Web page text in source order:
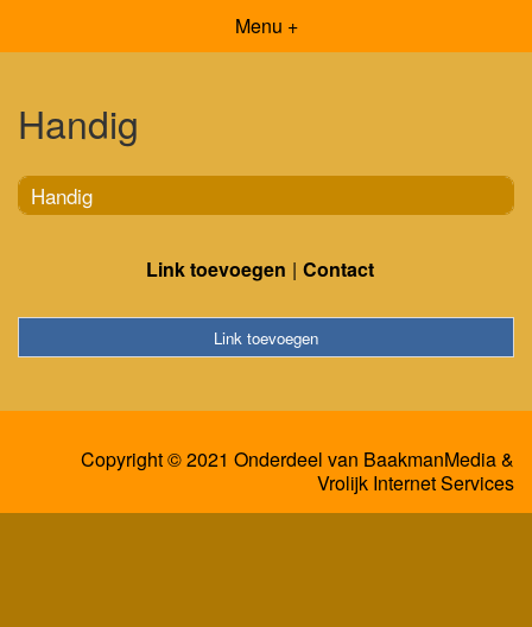
Menu +
Handig
Handig
Link toevoegen Contact
Link toevoegen
Copyright © 2021 Onderdeel van BaakmanMedia&
Vrolijk Internet Services